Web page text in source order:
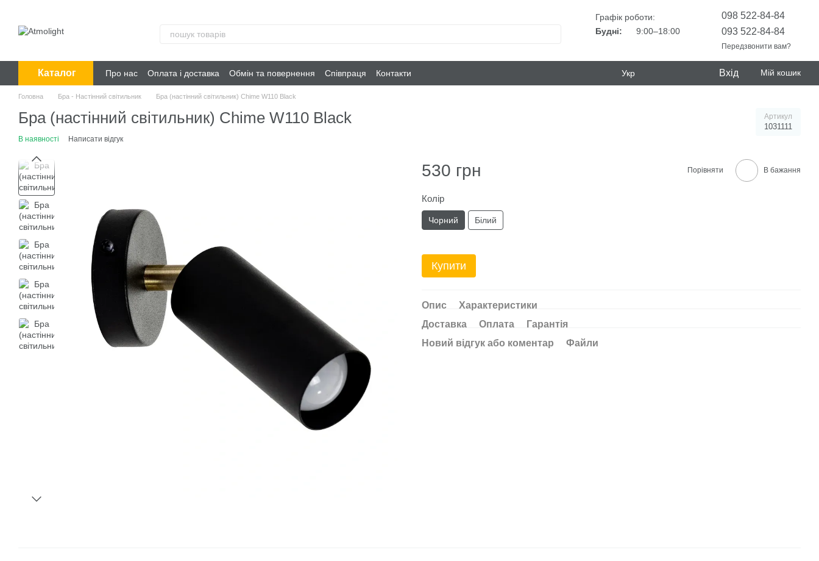
Графік роботи:
Будні:
9:00–18:00
098 522-84-84
093 522-84-84
Передзвонити вам?
Каталог Про нас Оплата і доставка Обмін та повернення Співпраця Контакти Укр Вхід Мій кошик
Головна Бра - Настінний світильник Бра (настінний світильник) Chime W110 Black
Бра (настінний світильник) Chime W110 Black Артикул
1031111
В наявності Написати відгук
530 грн Порівняти В бажання
Колір
Чорний Білий
Купити
Опис
Характеристики
Доставка
Оплата
Гарантія
Новий відгук або коментар
Файли